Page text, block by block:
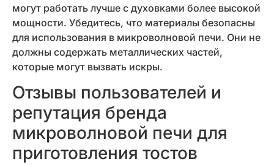
могут работать лучше с духовками более высокой
мощности. Убедитесь, что материалы безопасны
для использования в микроволновой печи. Они не
должны содержать металлических частей,
которые могут вызвать искры.
Отзывы пользователей и
репутация бренда
микроволновой печи для
приготовления тостов